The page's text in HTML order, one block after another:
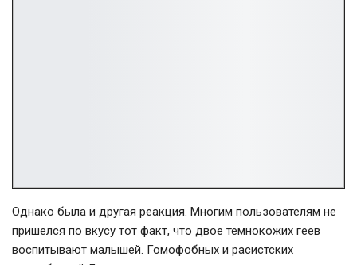
Однако была и другая реакция. Многим пользователям не
пришелся по вкусу тот факт, что двое темнокожих геев
воспитывают малышей. Гомофобных и расистских